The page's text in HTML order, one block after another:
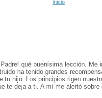
Inicio
qué buenísima lección. Me
ha tenido grandes
tu hijo. Los principios rigen
te deja a ti. A mí me alertó